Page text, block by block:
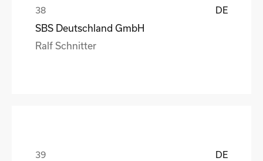
DE
SBS Deutschland GmbH
Ralf Schnitter
DE